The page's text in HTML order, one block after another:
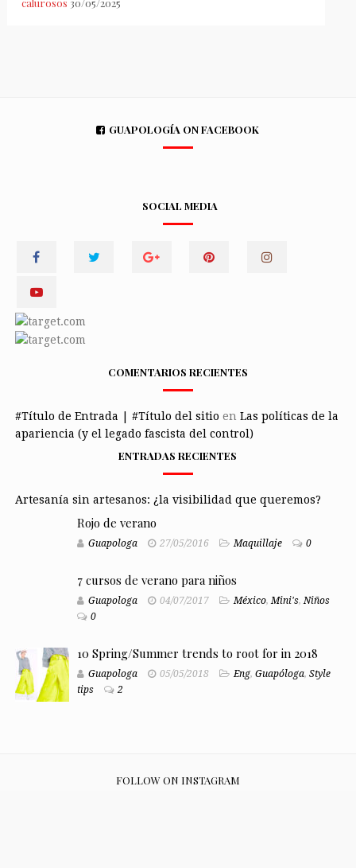
calurosos 30/05/2025
GUAPOLOGÍA ON FACEBOOK
SOCIAL MEDIA
COMENTARIOS RECIENTES
#Título de Entrada | #Título del sitio en Las políticas de la
apariencia (y el legado fascista del control)
ENTRADAS RECIENTES
Artesanía sin artesanos: ¿la visibilidad que queremos?
Rojo de verano
Guapologa 27/05/2016 Maquillaje 0
7 cursos de verano para niños
Guapologa 04/07/2017 México,Mini's,Niños
0
10 Spring/Summer trends to root for in 2018
Guapologa 05/05/2018 Eng, Guapóloga, Style
tips
2
FOLLOW ON INSTAGRAM